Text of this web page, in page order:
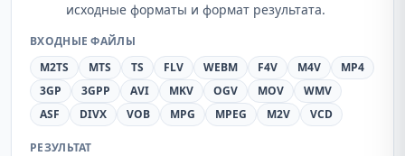
исходные форматы и формат результата.
ВХОДНЫЕ ФАЙЛЫ
M2TS
MTS TS FLV WEBM F4V M4V
MP4
3GP
3GPP AVI MKV OGV MOV
WMV
ASF
DIVX VOB MPG MPEG M2V VCD
РЕЗУЛЬТАТ